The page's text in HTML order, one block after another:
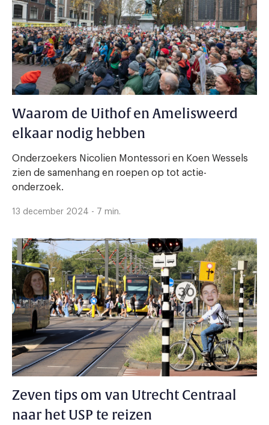
Waarom de Uithof en Amelisweerd
elkaar nodig hebben
Onderzoekers Nicolien Montessori en Koen Wessels
zien de samenhang en roepen op tot actie-
onderzoek.
13 december 2024 - 7 min.
Zeven tips om van Utrecht Centraal
naar het USP te reizen